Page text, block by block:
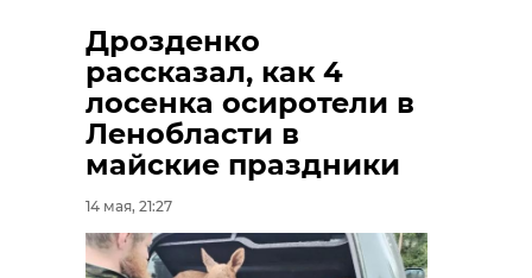
Дрозденко
рассказал, как 4
лосенка осиротели в
Ленобласти в
майские праздники
14 мая, 21:27